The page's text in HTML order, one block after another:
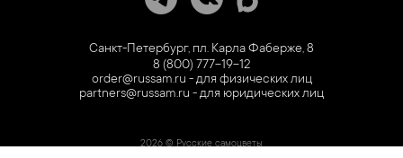
Санкт-Петербург, пл. Карла Фаберже, 8
8 (800) 777-19-12
order@russam.ru - для физических лиц
partners@russam.ru - для юридических лиц
2026 © Русские самоцветы